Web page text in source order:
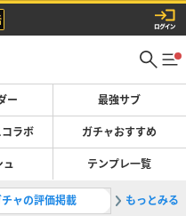
ー 最強サブ
ラボ ガチャおすすめ
ュ テンプレ一覧
ャの評価掲載 2夏休み
もっとみる